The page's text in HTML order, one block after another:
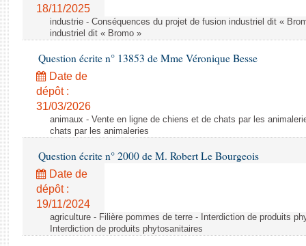
18/11/2025
industrie - Conséquences du projet de fusion industriel dit «
industriel dit « Bromo »
Question écrite n° 13853 de Mme Véronique Besse
Date de
dépôt :
31/03/2026
animaux - Vente en ligne de chiens et de chats par les
chats par les animaleries
Question écrite n° 2000 de M. Robert Le Bourgeois
Date de
dépôt :
19/11/2024
agriculture - Filière pommes de terre - Interdiction de produits
Interdiction de produits phytosanitaires